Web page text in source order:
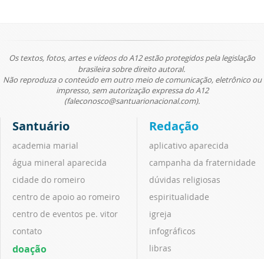
Os textos, fotos, artes e vídeos do A12 estão protegidos pela legislação
brasileira sobre direito autoral.
Não reproduza o conteúdo em outro meio de comunicação, eletrônico ou
impresso, sem autorização expressa do A12
(faleconosco@santuarionacional.com).
Santuário
academia marial
água mineral aparecida
cidade do romeiro
centro de apoio ao romeiro
centro de eventos pe. vitor
contato
doação
Redação
aplicativo aparecida
campanha da fraternidade
dúvidas religiosas
espiritualidade
igreja
infográficos
libras